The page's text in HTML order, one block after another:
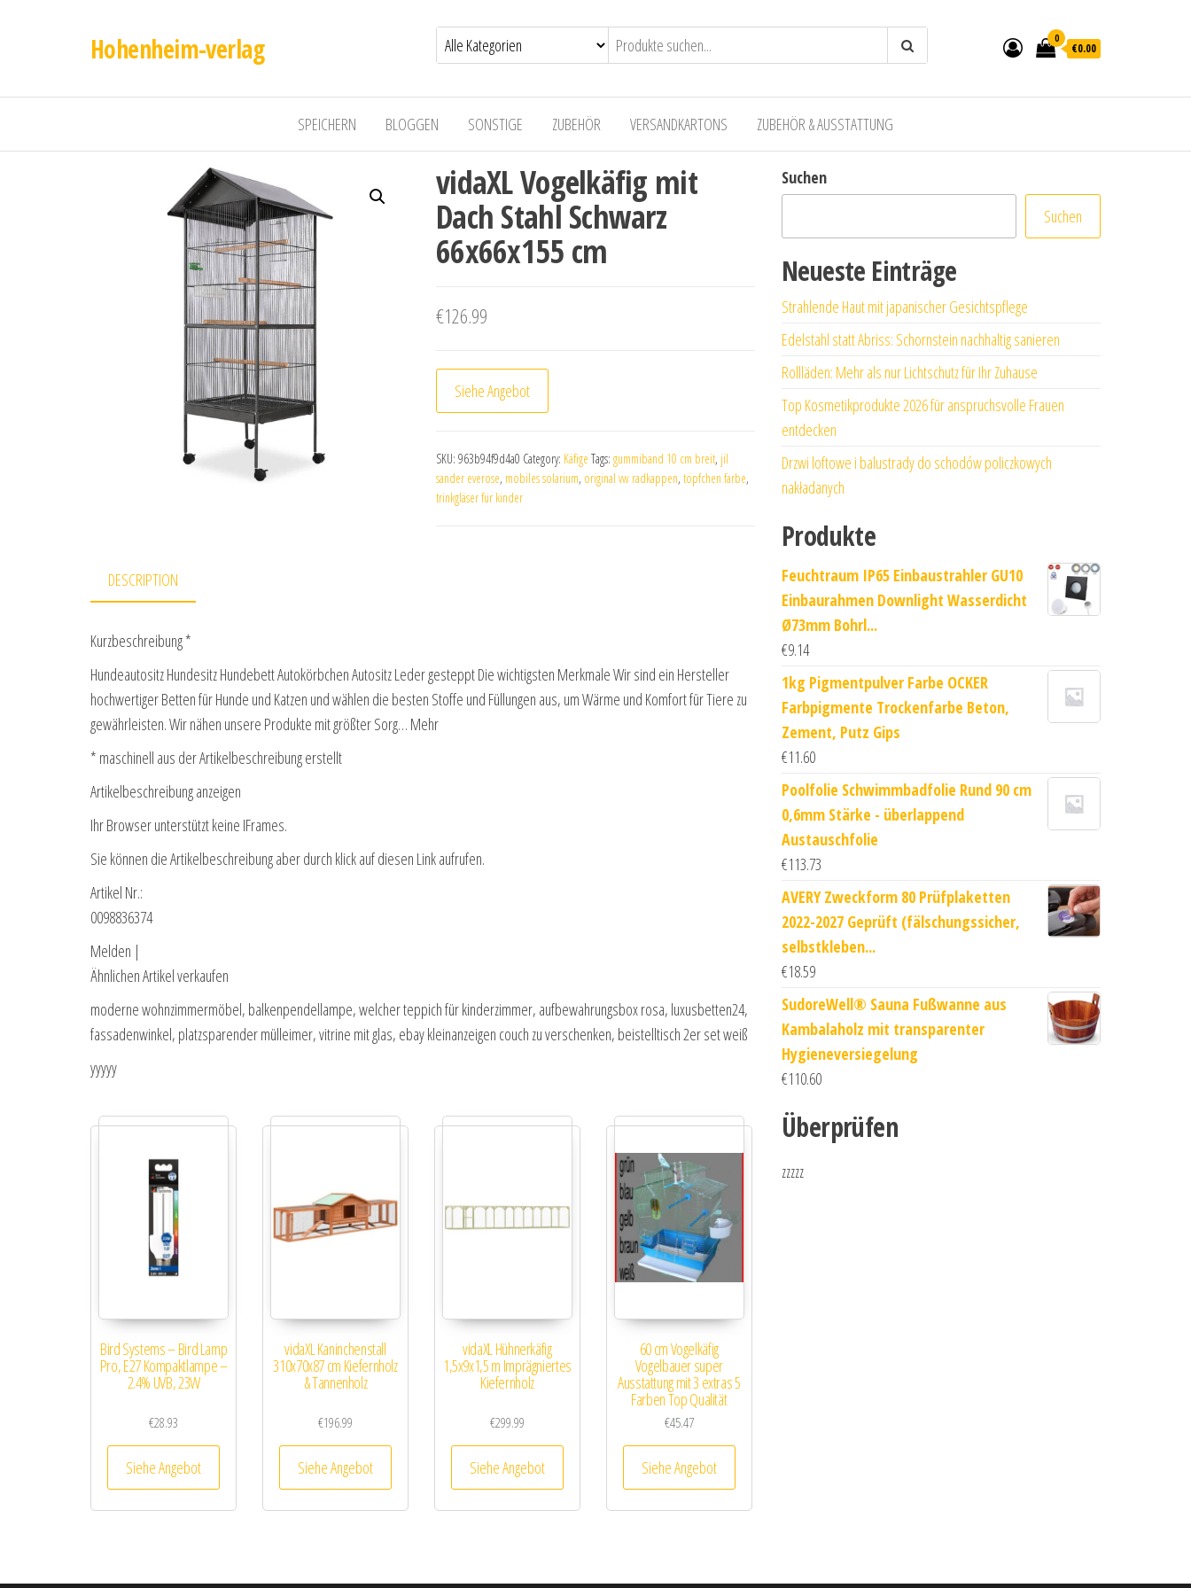
Hohenheim-verlag 0
€0.00
SPEICHERN BLOGGEN SONSTIGE ZUBEHÖR VERSANDKARTONS ZUBEHÖR & AUSSTATTUNG
vidaXL Vogelkäfig mit
Dach Stahl Schwarz
66x66x155 cm
€126.99
Siehe Angebot
SKU: 963b94f9d4a0 Category: Käfige Tags: gummiband 10 cm breit, jil
sander everose, mobiles solarium, original vw radkappen, töpfchen farbe,
trinkgläser für kinder
DESCRIPTION
Kurzbeschreibung *
Hundeautositz Hundesitz Hundebett Autokörbchen Autositz Leder gesteppt Die wichtigsten Merkmale Wir sind ein Hersteller
hochwertiger Betten für Hunde und Katzen und wählen die besten Stoffe und Füllungen aus, um Wärme und Komfort für Tiere zu
gewährleisten. Wir nähen unsere Produkte mit größter Sorg… Mehr
* maschinell aus der Artikelbeschreibung erstellt
Artikelbeschreibung anzeigen
Ihr Browser unterstützt keine IFrames.
Sie können die Artikelbeschreibung aber durch klick auf diesen Link aufrufen.
Artikel Nr.:
0098836374
Melden |
Ähnlichen Artikel verkaufen
moderne wohnzimmermöbel, balkenpendellampe, welcher teppich für kinderzimmer, aufbewahrungsbox rosa, luxusbetten24,
fassadenwinkel, platzsparender mülleimer, vitrine mit glas, ebay kleinanzeigen couch zu verschenken, beistelltisch 2er set weiß
yyyyy
Bird Systems – Bird Lamp
Pro, E27 Kompaktlampe –
2.4% UVB, 23W
€28.93
Siehe Angebot
vidaXL Kaninchenstall
310x70x87 cm Kiefernholz
& Tannenholz
€196.99
Siehe Angebot
vidaXL Hühnerkäfig
1,5x9x1,5 m Imprägniertes
Kiefernholz
€299.99
Siehe Angebot
60 cm Vogelkäfig
Vogelbauer super
Ausstattung mit 3 extras 5
Farben Top Qualität
€45.47
Siehe Angebot
Suchen
Suchen
Neueste Einträge
Strahlende Haut mit japanischer Gesichtspflege
Edelstahl statt Abriss: Schornstein nachhaltig sanieren
Rollläden: Mehr als nur Lichtschutz für Ihr Zuhause
Top Kosmetikprodukte 2026 für anspruchsvolle Frauen
entdecken
Drzwi loftowe i balustrady do schodów policzkowych
nakładanych
Produkte
Feuchtraum IP65 Einbaustrahler GU10
Einbaurahmen Downlight Wasserdicht
Ø73mm Bohrl...
€9.14
1kg Pigmentpulver Farbe OCKER
Farbpigmente Trockenfarbe Beton,
Zement, Putz Gips
€11.60
Poolfolie Schwimmbadfolie Rund 90 cm
0,6mm Stärke - überlappend
Austauschfolie
€113.73
AVERY Zweckform 80 Prüfplaketten
2022-2027 Geprüft (fälschungssicher,
selbstkleben...
€18.59
SudoreWell® Sauna Fußwanne aus
Kambalaholz mit transparenter
Hygieneversiegelung
€110.60
Überprüfen
zzzzz